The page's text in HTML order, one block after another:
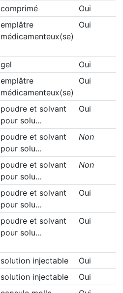
comprimé
Oui
emplâtre
médicamenteux(se)
Oui
gel
Oui
emplâtre
médicamenteux(se)
Oui
poudre et solvant
pour solu…
Oui
poudre et solvant
pour solu…
Non
poudre et solvant
pour solu…
Non
poudre et solvant
pour solu…
Oui
poudre et solvant
pour solu…
Oui
solution injectable
Oui
solution injectable
Oui